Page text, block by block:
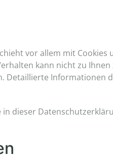
vor allem mit Cookies
kann nicht zu
Informationen
in dieser